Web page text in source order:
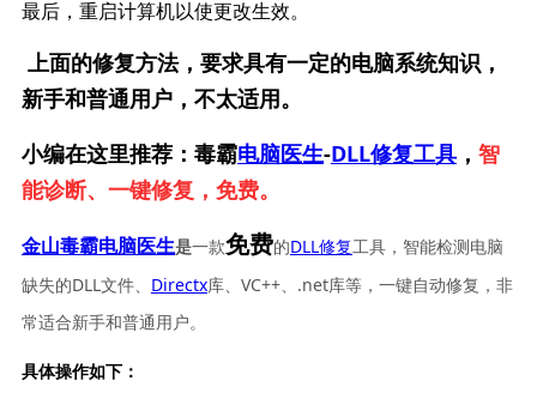
最后，重启计算机以使更改生效。
上面的修复方法，要求具有一定的电脑系统知识，
新手和普通用户，不太适用。
小编在这里推荐：毒霸电脑医生-DLL修复工具， 智
能诊断、一键修复，免费。
金山毒霸电脑医生是一款免费的DLL修复工具，智能检测电脑
缺失的DLL文件、 Directx库、VC++、.net库等，一键自动修复，非
常适合新手和普通用户。
具体操作如下：